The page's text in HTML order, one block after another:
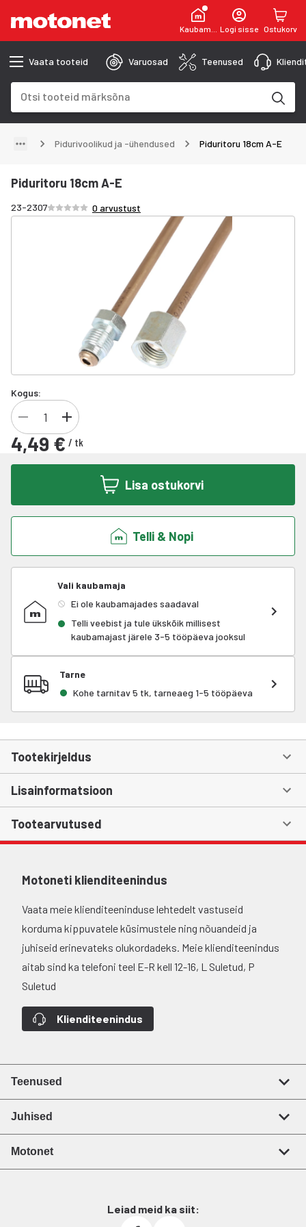
KaubamajaLogi sisse Ostukorv
Vaata tooteid Varuosad Teenused
Pidurivoolikud ja -ühendused Piduritoru 18cm A-E
Piduritoru 18cm A-E
23-2307Hinnang /5 tähte
0 arvustust
Kogus:
4,49 € / tk
Lisa ostukorvi
Telli & Nopi
Vali kaubamaja
Ei ole kaubamajades saadaval
Telli veebist ja tule ükskõik millisest
kaubamajast järele 3-5 tööpäeva jooksul
Tarne
Kohe tarnitav 5 tk, tarneaeg 1-5 tööpäeva
Tootekirjeldus
Lisainformatsioon
Tootearvutused
Motoneti klienditeenindus
Vaata meie klienditeeninduse lehtedelt vastuseid
korduma kippuvatele küsimustele ning nõuandeid ja
juhiseid erinevateks olukordadeks. Meie klienditeenindus
aitab sind ka telefoni teel E-R kell 12-16, L Suletud, P
Suletud
Klienditeenindus
Teenused
Juhised
Motonet
Leiad meid ka siit: